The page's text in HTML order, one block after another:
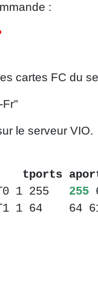
:
cartes FC du
Fr"
le serveur VIO.
aports
1 255 255
T1 1 64 64